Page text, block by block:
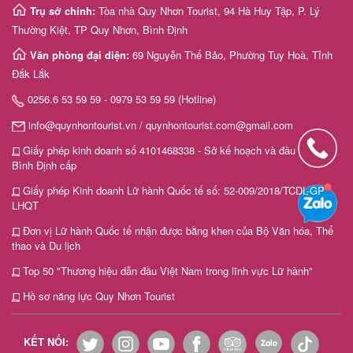
Trụ sở chính: Tòa nhà Quy Nhơn Tourist, 94 Hà Huy Tập, P. Lý
Thường Kiệt, TP Quy Nhơn, Bình Định
Văn phòng đại diện: 69 Nguyễn Thế Bảo, Phường Tuy Hoà, Tỉnh
Đắk Lắk
0256.6 53 59 59 - 0979 53 59 59 (Hotline)
info@quynhontourist.vn / quynhontourist.com@gmail.com
Giấy phép kinh doanh số 4101468338 - Sở kế hoạch và đầu tư tỉnh
Bình Định cấp
Giấy phép Kinh doanh Lữ hành Quốc tế số: 52-009/2018/TCDL-GP
LHQT
Đơn vị Lữ hành Quốc tế nhận được bằng khen của Bộ Văn hóa, Thể
thao và Du lịch
Top 50 "Thương hiệu dẫn đầu Việt Nam trong lĩnh vực Lữ hành"
Hồ sơ năng lực Quy Nhơn Tourist
KẾT NỐI: